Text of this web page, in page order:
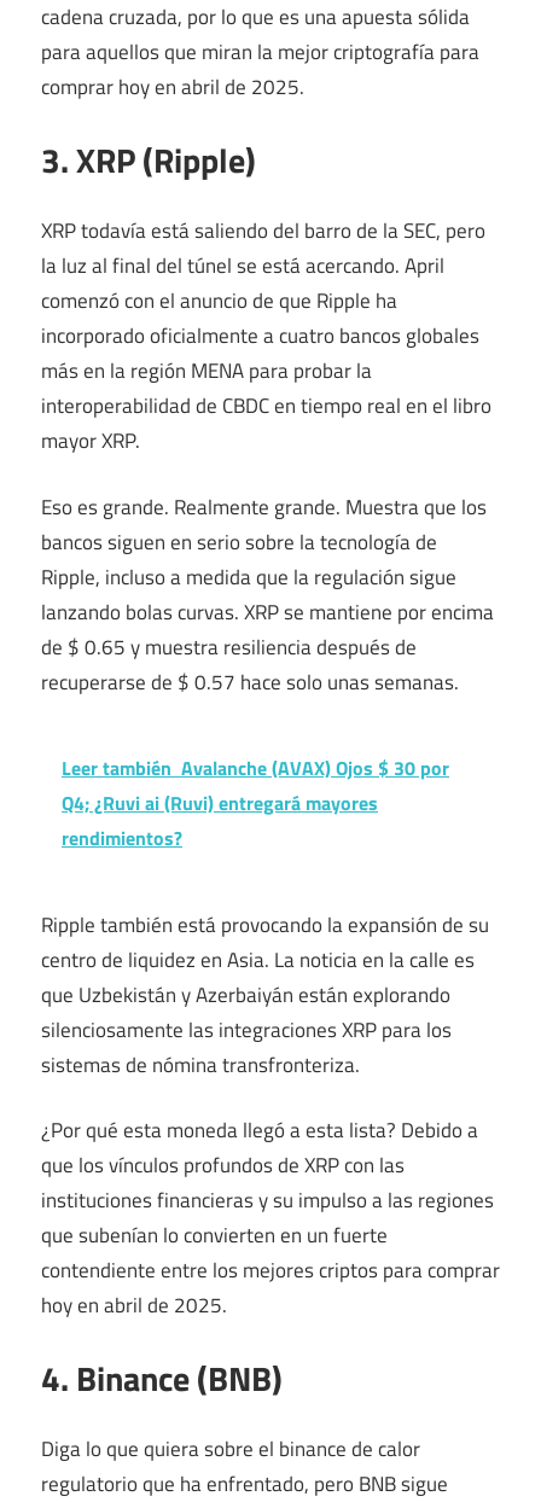
cadena cruzada, por lo que es una apuesta sólida
para aquellos que miran la mejor criptografía para
comprar hoy en abril de 2025.
3. XRP (Ripple)
XRP todavía está saliendo del barro de la SEC, pero
la luz al final del túnel se está acercando. April
comenzó con el anuncio de que Ripple ha
incorporado oficialmente a cuatro bancos globales
más en la región MENA para probar la
interoperabilidad de CBDC en tiempo real en el libro
mayor XRP.
Eso es grande. Realmente grande. Muestra que los
bancos siguen en serio sobre la tecnología de
Ripple, incluso a medida que la regulación sigue
lanzando bolas curvas. XRP se mantiene por encima
de $ 0.65 y muestra resiliencia después de
recuperarse de $ 0.57 hace solo unas semanas.
Leer también Avalanche (AVAX) Ojos $ 30 por
Q4; ¿Ruvi ai (Ruvi) entregará mayores
rendimientos?
Ripple también está provocando la expansión de su
centro de liquidez en Asia. La noticia en la calle es
que Uzbekistán y Azerbaiyán están explorando
silenciosamente las integraciones XRP para los
sistemas de nómina transfronteriza.
¿Por qué esta moneda llegó a esta lista? Debido a
que los vínculos profundos de XRP con las
instituciones financieras y su impulso a las regiones
que subenían lo convierten en un fuerte
contendiente entre los mejores criptos para comprar
hoy en abril de 2025.
4. Binance (BNB)
Diga lo que quiera sobre el binance de calor
regulatorio que ha enfrentado, pero BNB sigue